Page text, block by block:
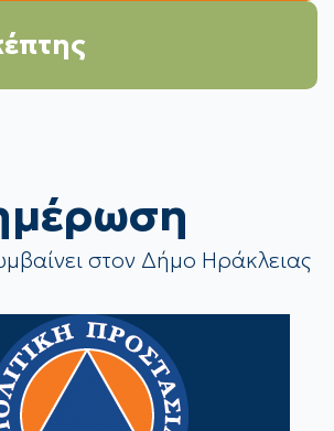
στον Δήμο Ηράκλειας